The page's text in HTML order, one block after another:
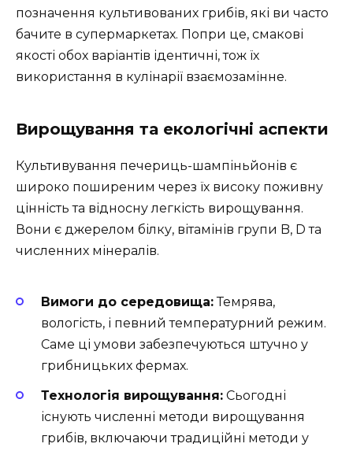
позначення культивованих грибів, які ви часто
бачите в супермаркетах. Попри це, смакові
якості обох варіантів ідентичні, тож їх
використання в кулінарії взаємозамінне.
Вирощування та екологічні аспекти
Культивування печериць-шампіньйонів є
широко поширеним через їх високу поживну
цінність та відносну легкість вирощування.
Вони є джерелом білку, вітамінів групи B, D та
численних мінералів.
Вимоги до середовища:Темрява,
вологість, і певний температурний режим.
Саме ці умови забезпечуються штучно у
грибницьких фермах.
Технологія вирощування: Сьогодні
існують численні методи вирощування
грибів, включаючи традиційні методи у